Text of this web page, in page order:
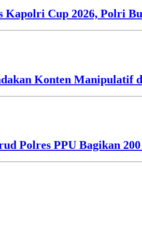
Kapolri Cup 2026, Polri
Konten Manipulatif
Polres PPU Bagikan